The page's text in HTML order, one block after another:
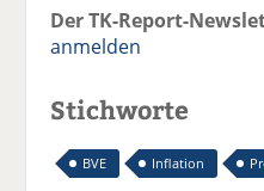
Der TK-Report-
anmelden
Stichworte
BVE Inflation